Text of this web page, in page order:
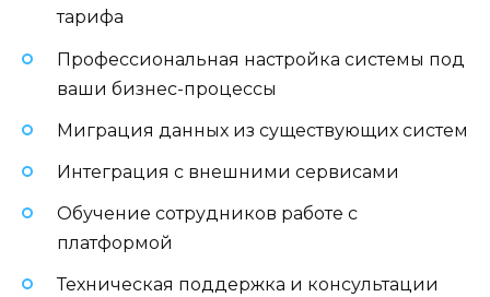
тарифа
Профессиональная настройка системы под
ваши бизнес-процессы
Миграция данных из существующих систем
Интеграция с внешними сервисами
Обучение сотрудников работе с
платформой
Техническая поддержка и консультации